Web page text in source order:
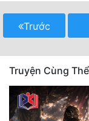
Võng Du
Xuyên Không
Xuyên Nhanh
Xuyên Sách
Trước
Truyện Cùng